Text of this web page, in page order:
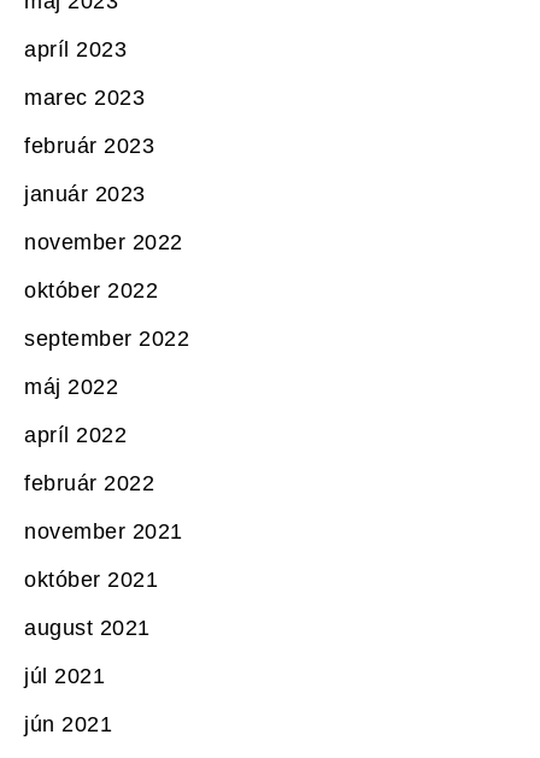
apríl 2023
marec 2023
február 2023
január 2023
november 2022
október 2022
september 2022
máj 2022
apríl 2022
február 2022
november 2021
október 2021
august 2021
júl 2021
jún 2021